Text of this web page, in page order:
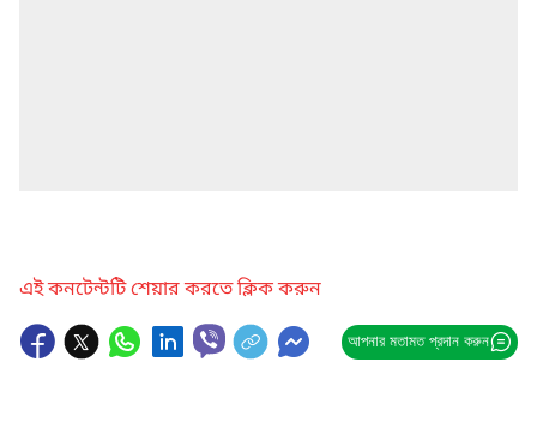
এই কনটেন্টটি শেয়ার করতে ক্লিক করুন
আপনার মতামত প্রদান করুন